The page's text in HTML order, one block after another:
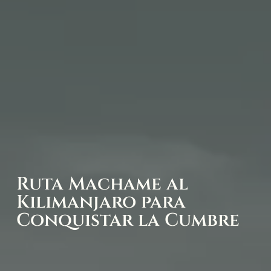
Ruta Machame al
Kilimanjaro para
Conquistar la Cumbre